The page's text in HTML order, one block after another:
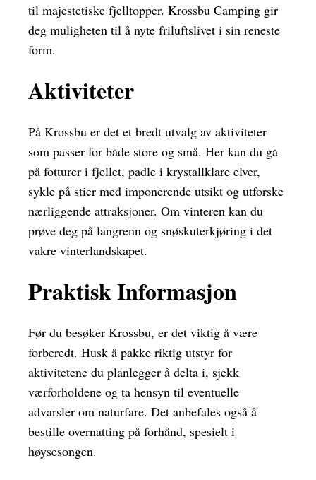
til majestetiske fjelltopper. Krossbu Camping gir
deg muligheten til å nyte friluftslivet i sin reneste
form.
Aktiviteter
På Krossbu er det et bredt utvalg av aktiviteter
som passer for både store og små. Her kan du gå
på fotturer i fjellet, padle i krystallklare elver,
sykle på stier med imponerende utsikt og utforske
nærliggende attraksjoner. Om vinteren kan du
prøve deg på langrenn og snøskuterkjøring i det
vakre vinterlandskapet.
Praktisk Informasjon
Før du besøker Krossbu, er det viktig å være
forberedt. Husk å pakke riktig utstyr for
aktivitetene du planlegger å delta i, sjekk
værforholdene og ta hensyn til eventuelle
advarsler om naturfare. Det anbefales også å
bestille overnatting på forhånd, spesielt i
høysesongen.